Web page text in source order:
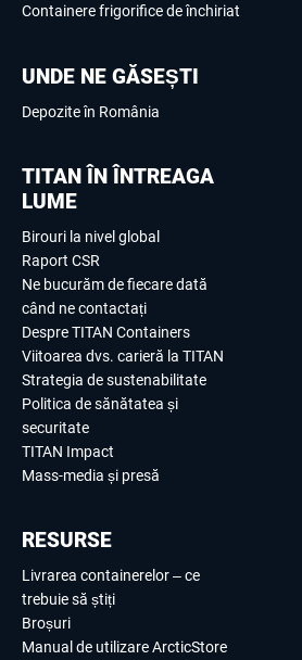
Containere frigorifice de închiriat
UNDE NE GĂSEȘTI
Depozite în România
TITAN ÎN ÎNTREAGA
LUME
Birouri la nivel global
Raport CSR
Ne bucurăm de fiecare dată
când ne contactați
Despre TITAN Containers
Viitoarea dvs. carieră la TITAN
Strategia de sustenabilitate
Politica de sănătatea și
securitate
TITAN Impact
Mass-media și presă
RESURSE
Livrarea containerelor – ce
trebuie să știți
Broșuri
Manual de utilizare ArcticStore